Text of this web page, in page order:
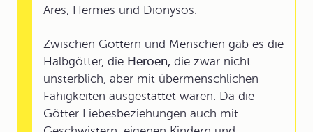
Ares, Hermes und Dionysos.
Zwischen Göttern und Menschen gab es die
Halbgötter, die Heroen, die zwar nicht
unsterblich, aber mit übermenschlichen
Fähigkeiten ausgestattet waren. Da die
Götter Liebesbeziehungen auch mit